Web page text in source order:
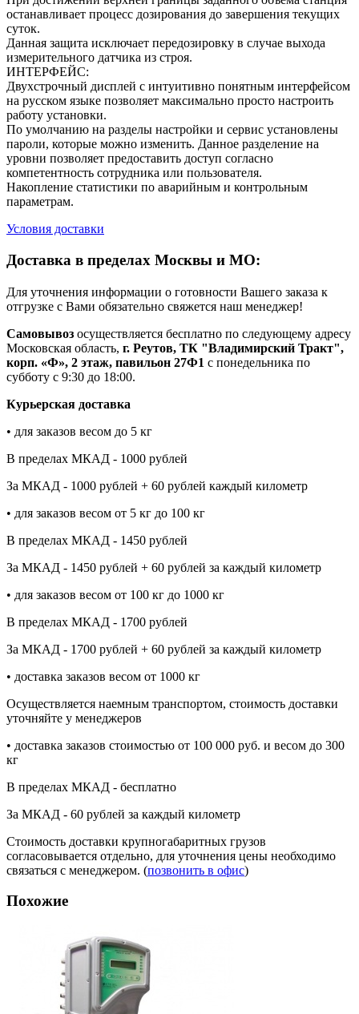
останавливает процесс дозирования до завершения текущих
суток.
Данная защита исключает передозировку в случае выхода
измерительного датчика из строя.
ИНТЕРФЕЙС:
Двухстрочный дисплей с интуитивно понятным интерфейсом
на русском языке позволяет максимально просто настроить
работу установки.
По умолчанию на разделы настройки и сервис установлены
пароли, которые можно изменить. Данное разделение на
уровни позволяет предоставить доступ согласно
компетентность сотрудника или пользователя.
Накопление статистики по аварийным и контрольным
параметрам.
Условия доставки
Доставка в пределах Москвы и МО:
Для уточнения информации о готовности Вашего заказа к
отгрузке с Вами обязательно свяжется наш менеджер!
Самовывоз осуществляется бесплатно по следующему адресу
Московская область, г. Реутов, ТК "Владимирский Тракт",
корп. «Ф», 2 этаж, павильон 27Ф1 с понедельника по
субботу с 9:30 до 18:00.
Курьерская доставка
• для заказов весом до 5 кг
В пределах МКАД - 1000 рублей
За МКАД - 1000 рублей + 60 рублей каждый километр
• для заказов весом от 5 кг до 100 кг
В пределах МКАД - 1450 рублей
За МКАД - 1450 рублей + 60 рублей за каждый километр
• для заказов весом от 100 кг до 1000 кг
В пределах МКАД - 1700 рублей
За МКАД - 1700 рублей + 60 рублей за каждый километр
• доставка заказов весом от 1000 кг
Осуществляется наемным транспортом, стоимость доставки
уточняйте у менеджеров
• доставка заказов стоимостью от 100 000 руб. и весом до 300
кг
В пределах МКАД - бесплатно
За МКАД - 60 рублей за каждый километр
Стоимость доставки крупногабаритных грузов
согласовывается отдельно, для уточнения цены необходимо
связаться с менеджером. (позвонить в офис)
Похожие